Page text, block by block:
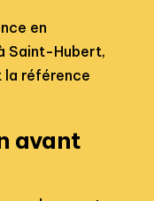
en
Saint-Hubert,
la référence
avant